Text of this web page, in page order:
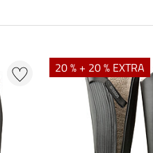
20 % + 20 % EXTRA